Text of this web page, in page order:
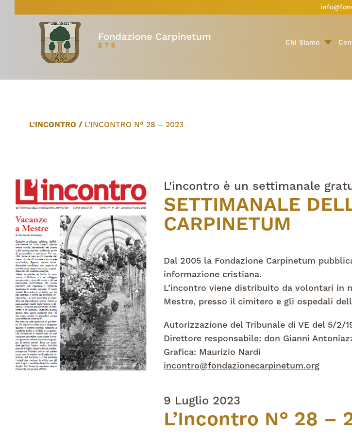
Chi Siamo
L'INCONTRO / L’INCONTRO N° 28 – 2023
L'incontro è un settimanale
SETTIMANALE
CARPINETUM
Dal 2005 la Fondazione Carpinetum
informazione cristiana.
L’incontro viene distribuito da volontari in
Mestre, presso il cimitero e gli ospedali
Autorizzazione del Tribunale di VE del 5/2/
Direttore responsabile: don Gianni
Grafica: Maurizio Nardi
incontro@fondazionecarpinetum.org
9 Luglio 2023
L’Incontro N° 28 –